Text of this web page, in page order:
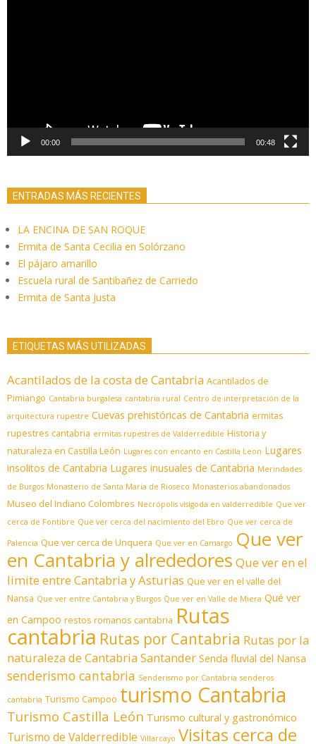
00:00 00:48
ENTRADAS MÁS RECIENTES
LA ENCINA DE SAN ROQUE
Ermita de Santa Cecilia en Solórzano
El pájaro amarillo
Escuela rural de Santibañez de Carriedo
Ermita de Santa Justa
ETIQUETAS MÁS UTILIZADAS
Acantilados de la costa de Cantabria Acantilados de
Pimiango Cantabria burgalesa cantabria rural Centro de interpretación de la
arquitectura rupestre Cuevas prehistóricas de Cantabria ermitas
rupestres cantabria ermitas rupestres de Valderredible Historia y
naturaleza en Castilla León Lugares con encanto en Castilla Leon Lugares
insolitos de Cantabria Lugares inusuales de Cantabria Merindades
de Burgos Monasterio de Santa Maria de Rioseco Monasterios abandonados
Museo del Indiano Colombres Necrópolis visigoda en valderredible Que ver
cerca de Fontibre Que ver cerca del nacimiento del Ebro Que ver cerca de
Palencia Que ver cerca de Unquera Que ver en Camargo Que ver
en Cantabria y alrededores Que ver en el
limite entre Cantabria y Asturias Que ver en el valle del
Nansa Que ver entre Cantabria y Burgos Que ver en Valle de Miera Qué ver
en Campoo restos romanos cantabria Rutas
cantabria Rutas por Cantabria Rutas por la
naturaleza de CantabriaSantander Senda fluvial del Nansa
senderismo cantabria Senderismo por Cantabria senderos
cantabria Turismo Campoo turismo Cantabria
Turismo Castilla León Turismo cultural y gastronómico
Turismo de Valderredible Villarcayo Visitas cerca de